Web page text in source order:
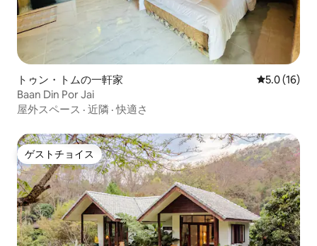
トゥン・トムの一軒家 レビュー16
5.0 (16)
Baan Din Por Jai
屋外スペース · 近隣 ·快適さ
ゲストチョイス
ゲストチョイス